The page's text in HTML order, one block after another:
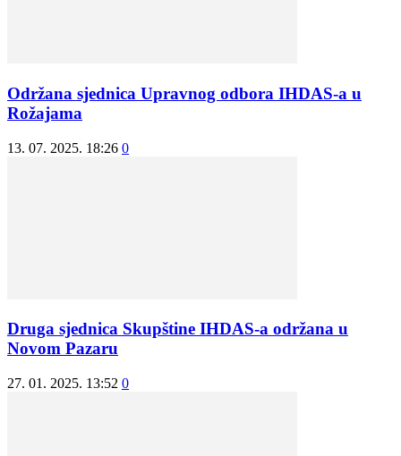
Održana sjednica Upravnog odbora IHDAS-a u
Rožajama
13. 07. 2025. 18:26 0
Druga sjednica Skupštine IHDAS-a održana u
Novom Pazaru
27. 01. 2025. 13:52 0